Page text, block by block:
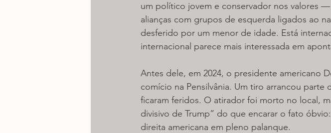
um político jovem e conservador nos valores
alianças com grupos de esquerda ligados ao
desferido por um menor de idade. Está
internacional parece mais interessada em
Antes dele, em 2024, o presidente americano
comício na Pensilvânia. Um tiro arrancou
ficaram feridos. O atirador foi morto no local,
divisivo de Trump” do que encarar o fato
direita americana em pleno palanque.